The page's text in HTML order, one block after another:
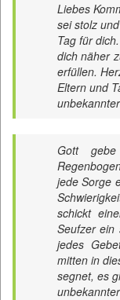
Liebes
sei stolz
Tag für
dich näher
erfüllen.
Eltern und
Gott
jede Sorge
schickt
Seufzer ein
jedes
mitten in
segnet, es